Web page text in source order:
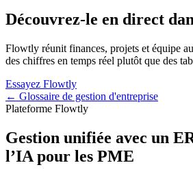
Découvrez-le en direct
Flowtly réunit finances, projets et équipe
des chiffres en temps réel plutôt que des
Essayez Flowtly
← Glossaire de gestion d'entreprise
Plateforme Flowtly
Gestion unifiée avec un
l’IA pour les PME